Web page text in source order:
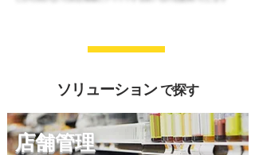
ソリューション で探す
店舗管理